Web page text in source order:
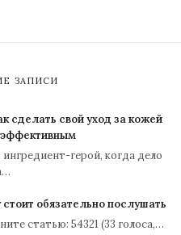
ЗАПИСИ
сделать свой уход за кожей
герой, когда дело
обязательно послушать
статью: 54321 (33 голоса,…